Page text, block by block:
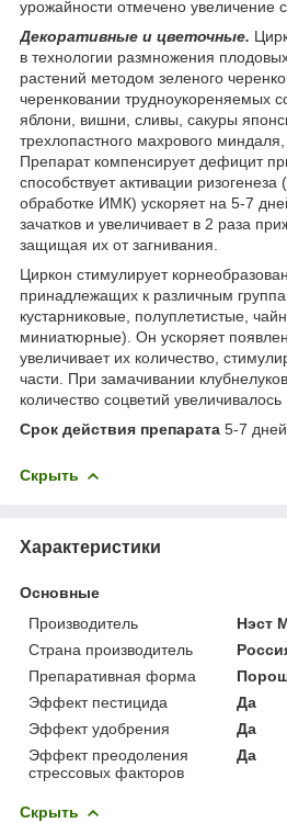
урожайности отмечено увеличение
Декоративные и цветочные.
в технологии размножения
растений методом зеленого
черенковании трудноукореняемых
яблони, вишни, сливы, сакуры
трехлопастного махрового миндаля,
Препарат компенсирует дефицит
способствует активации ризогенеза
обработке ИМК) ускоряет на 5-7
зачатков и увеличивает в 2 раза
защищая их от загнивания.
Циркон стимулирует
принадлежащих к различным
кустарниковые, полуплетистые,
миниатюрные). Он ускоряет
увеличивает их количество,
части. При замачивании
количество соцветий увеличивалось
Срок действия препарата 5-7 дней.
Скрыть
Характеристики
Основные
Производитель
Нэст
Страна производитель
Препаративная форма
Эффект пестицида
Да
Эффект удобрения
Да
Эффект преодоления
стрессовых факторов
Да
Скрыть